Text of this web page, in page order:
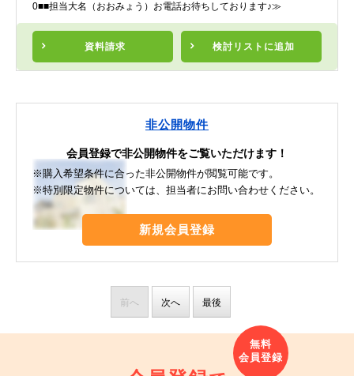
資料請求 検討リスト に追加
0■■担当大名（おおみょう）お電話お待ちしております♪≫
非公開物件
会員登録で非公開物件をご覧いただけます！
※購入希望条件に合った非公開物件が閲覧可能です。
※特別限定物件については、担当者にお問い合わせください。
新規会員登録
前へ 次へ 最後